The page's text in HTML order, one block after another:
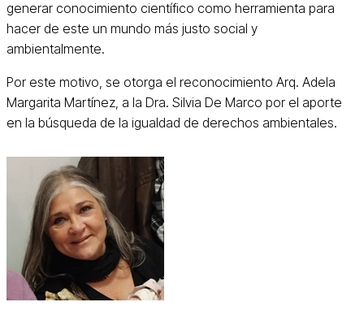
generar conocimiento científico como herramienta para
hacer de este un mundo más justo social y
ambientalmente.
Por este motivo, se otorga el reconocimiento Arq. Adela
Margarita Martínez, a la Dra. Silvia De Marco por el aporte
en la búsqueda de la igualdad de derechos ambientales.